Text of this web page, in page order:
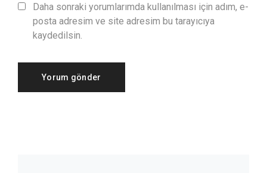
Daha sonraki yorumlarımda kullanılması için adım, e-
posta adresim ve site adresim bu tarayıcıya
kaydedilsin.